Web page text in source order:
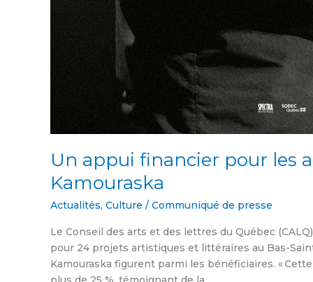
Un appui financier pour les
Kamouraska
Actualités, Culture / Communiqué de presse
Le Conseil des arts et des lettres du Québec
pour 24 projets artistiques et littéraires au Bas-
Kamouraska figurent parmi les bénéficiaires. «